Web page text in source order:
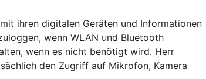
ihren digitalen Geräten und Informationen
wenn WLAN und Bluetooth
wenn es nicht benötigt wird. Herr
den Zugriff auf Mikrofon, Kamera